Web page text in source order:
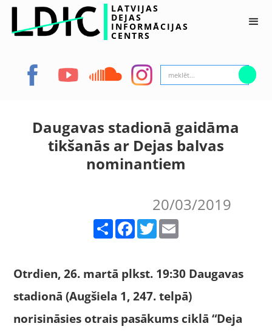
LATVIJAS
DEJAS
INFORMĀCIJAS
CENTRS
Daugavas stadionā gaidāma
tikšanās ar Dejas balvas
nominantiem
20/03/2019
Facebook Twitter
Otrdien, 26. martā plkst. 19:30 Daugavas
stadionā (Augšiela 1, 247. telpā)
norisināsies otrais pasākums ciklā “Deja